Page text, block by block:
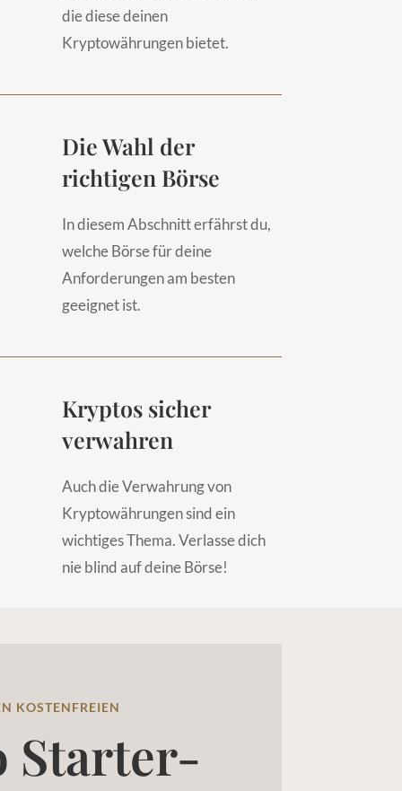
die diese deinen
Kryptowährungen bietet.
Die Wahl der
richtigen Börse
In diesem Abschnitt erfährst du,
welche Börse für deine
Anforderungen am besten
geeignet ist.
Kryptos sicher
verwahren
Auch die Verwahrung von
Kryptowährungen sind ein
wichtiges Thema. Verlasse dich
nie blind auf deine Börse!
KOSTENFREIEN
Starter-